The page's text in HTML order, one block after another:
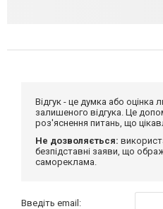
Відгук - це думка або
залишеного відгука. Це
роз'яснення питань, що
Не дозволяється:
безпідставні заяви, що
самореклама.
Введіть email: